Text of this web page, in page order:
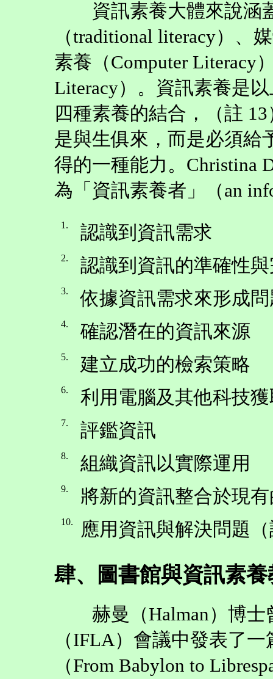
資訊素養大體來說涵
（traditional literacy）、
素養（Computer Literacy
Literacy）。資訊素養是
四種素養的結合，（註
是與生俱來，而是必須給
得的一種能力。Christina
為「資訊素養者」（an
1. 認識到資訊需求
2. 認識到資訊的準確性
3. 依據資訊需求來形成
4. 確認潛在的資訊來源
5. 建立成功的檢索策略
6. 利用電腦及其他科技
7. 評鑑資訊
8. 組織資訊以實際運用
9. 將新的資訊整合於現
10. 應用資訊與解決問題
肆、圖書館與資訊素養
赫曼（Halman）博士
（IFLA）會議中發表了
（From Babylon to